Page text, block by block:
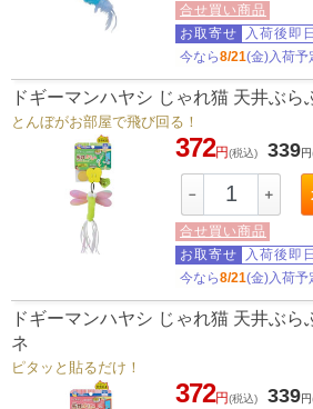
合せ買い商品
お取寄せ
入荷後即
今なら8/21(金)入荷予
ドギーマンハヤシ じゃれ猫 天井ぶ
とんぼがお部屋で飛び回る！
372円(税込) 339円
－ ＋
合せ買い商品
お取寄せ
入荷後即
今なら8/21(金)入荷予
ドギーマンハヤシ じゃれ猫 天井ぶら
ネ
ピタッと貼るだけ！
372円(税込) 339円